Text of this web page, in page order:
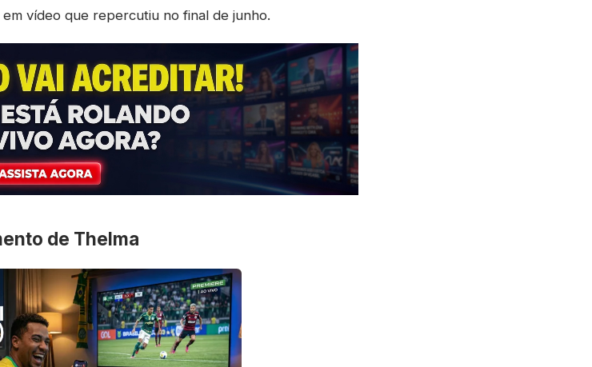
vídeo que repercutiu no final de junho.
de Thelma